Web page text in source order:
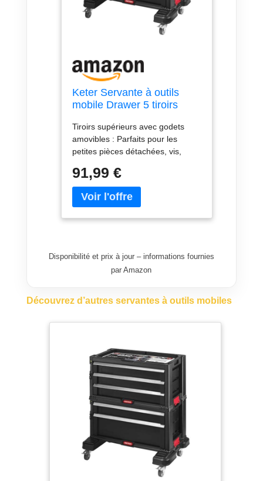
Keter Servante à outils
mobile Drawer 5 tiroirs
Tiroirs supérieurs avec godets
amovibles : Parfaits pour les
petites pièces détachées, vis,
inférieurs spacieux : Idéaux pour
ranger vos outils plus volumineux
comme les perceuses, scies ou
roulettes pour le fixer dans un coin
de votre atelier, ou de transporter
amovibles grâce à ses poignées
servante d’atelier selon vos
91,99 €
Disponibilité et prix à jour – informations fournies
par Amazon
Découvrez d’autres servantes à outils mobiles